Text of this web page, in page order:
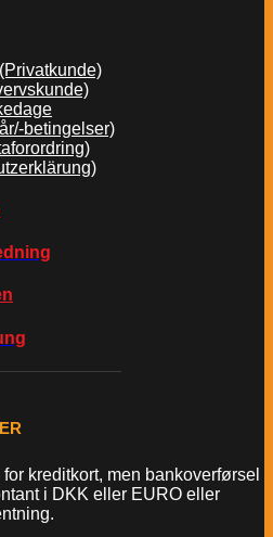
betingelser)
for kreditkort, men bankoverførsel
i DKK eller EURO eller